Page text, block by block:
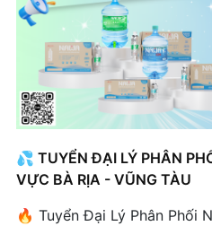
Chai Nước Nhãn Riêng
Nước Nhãn Riêng Trong
Hướng Cá Nhân Hóa
SOL Barbershop – Đẳng
Hiệu Qua Nước Logo
Emy Sử Dụng Nước Nhãn
Rộng Thương Hiệu Thông
Thời Trang
💦 TUYỂN ĐẠI LÝ PHÂN
VỰC BÀ RỊA - VŨNG TÀU
🔥 Tuyển Đại Lý Phân Phối